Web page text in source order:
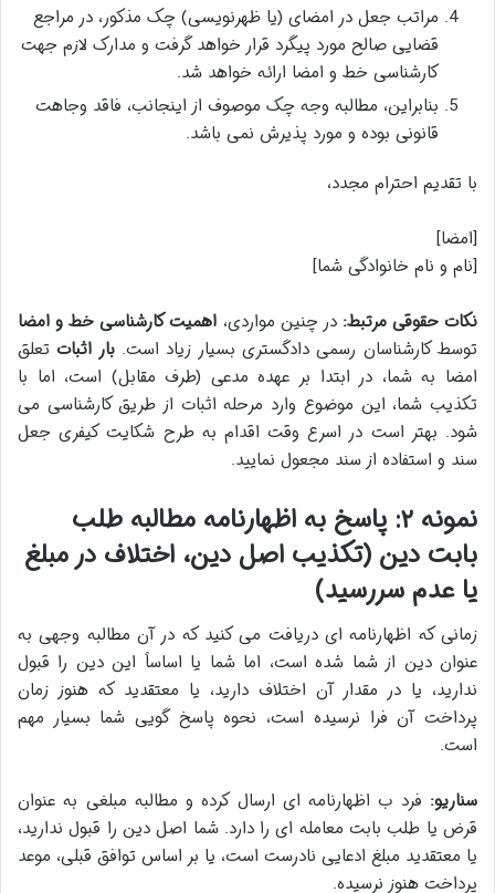
مراتب جعل در امضای (یا ظهرنویسی) چک مذکور، در مراجع
قضایی صالح مورد پیگرد قرار خواهد گرفت و مدارک لازم جهت
کارشناسی خط و امضا ارائه خواهد شد.
بنابراین، مطالبه وجه چک موصوف از اینجانب، فاقد وجاهت
قانونی بوده و مورد پذیرش نمی باشد.
با تقدیم احترام مجدد،
[امضا]
[نام و نام خانوادگی شما]
نکات حقوقی مرتبط: در چنین مواردی، اهمیت کارشناسی خط و امضا
توسط کارشناسان رسمی دادگستری بسیار زیاد است.بار اثباتتعلق
امضا به شما، در ابتدا بر عهده مدعی (طرف مقابل) است، اما با
تکذیب شما، این موضوع وارد مرحله اثبات از طریق کارشناسی می
شود. بهتر است در اسرع وقت اقدام به طرح شکایت کیفری جعل
سند و استفاده از سند مجعول نمایید.
نمونه ۲: پاسخ به اظهارنامه مطالبه طلب
بابت دین (تکذیب اصل دین، اختلاف در مبلغ
یا عدم سررسید)
زمانی که اظهارنامه ای دریافت می کنید که در آن مطالبه وجهی به
عنوان دین از شما شده است، اما شما یا اساساً این دین را قبول
ندارید، یا در مقدار آن اختلاف دارید، یا معتقدید که هنوز زمان
پرداخت آن فرا نرسیده است، نحوه پاسخ گویی شما بسیار مهم
است.
سناریو: فرد ب اظهارنامه ای ارسال کرده و مطالبه مبلغی به عنوان
قرض یا طلب بابت معامله ای را دارد. شما اصل دین را قبول ندارید،
یا معتقدید مبلغ ادعایی نادرست است، یا بر اساس توافق قبلی، موعد
پرداخت هنوز نرسیده.